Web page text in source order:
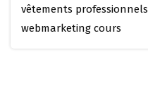
vêtements professionnels
webmarketing cours